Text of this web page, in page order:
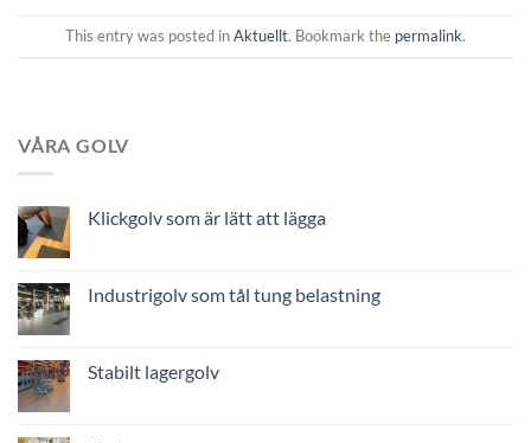
This entry was posted inAktuellt. Bookmark the permalink.
VÅRA GOLV
Klickgolv som är lätt att lägga
Industrigolv som tål tung belastning
Stabilt lagergolv